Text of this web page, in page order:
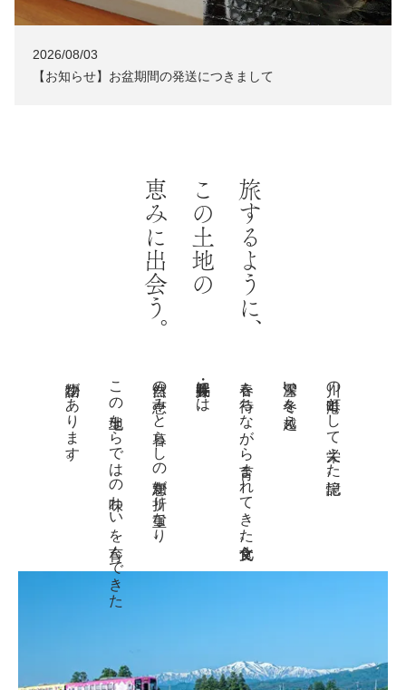
NEWS
2026/08/03
【お知らせ】お盆期間の発送につきまして
旅するように、
この土地の
恵みに出会う。
川の港町として栄えた記憶。
雪深い冬を越え、
春を待ちながら育まれてきた食文化。
長井・置賜には、
自然の恵みと暮らしの知恵が折り重なり、
この土地ならではの味わいを育んできた
物語があります。